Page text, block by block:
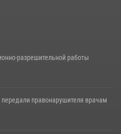
разрешительной работы
правонарушителя врачам